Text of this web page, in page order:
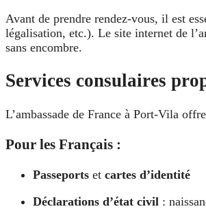
Avant de prendre rendez-vous, il est
légalisation, etc.). Le site internet de
sans encombre.
Services consulaires
L’ambassade de France à Port-Vila
Pour les Français :
Passeports et cartes d’identité
Déclarations d’état civil :